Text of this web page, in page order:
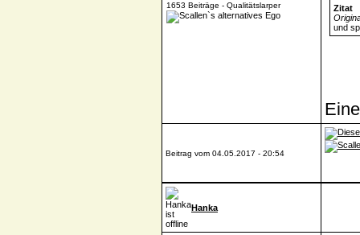
1653 Beiträge - Qualitätslarper
Zitat
und
Beitrag vom 04.05.2017 - 20:54
Hanka